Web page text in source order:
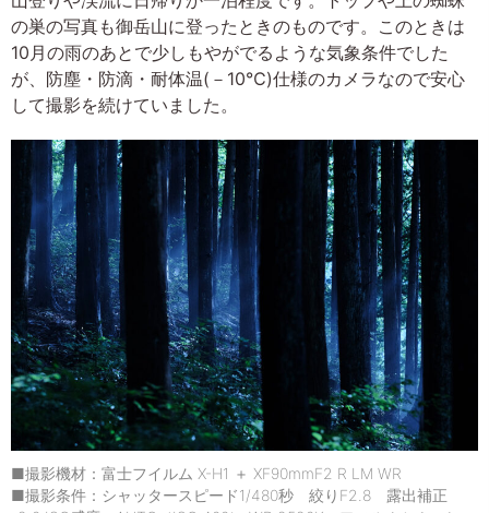
の巣の写真も御岳山に登ったときのものです。このときは
10月の雨のあとで少しもやがでるような気象条件でした
が、防塵・防滴・耐体温(－10℃)仕様のカメラなので安心
して撮影を続けていました。
■撮影機材：富士フイルム X-H1 ＋ XF90mmF2 R LM WR
■撮影条件：シャッタースピード1/480秒 絞りF2.8 露出補正